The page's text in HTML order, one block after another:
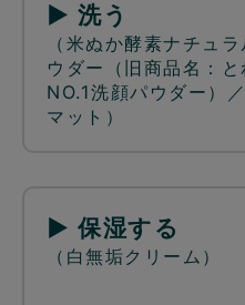
▶ 洗う
（米ぬか酵素ナチュ
ウダー（旧商品名：と
NO.1洗顔パウダー）
マット）
▶ 保湿する
（白無垢クリーム）